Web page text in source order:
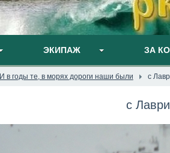
ЭКИПАЖ ЗА
И в годы те, в морях дороги наши были с
с